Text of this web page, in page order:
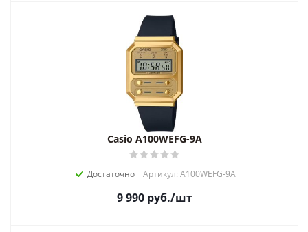
Casio A100WEFG-9A
Достаточно Артикул: A100WEFG-9A
9 990 руб./шт